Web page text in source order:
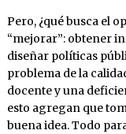
Pero, ¿qué busca el
“mejorar”: obtener
diseñar políticas
problema de la
docente y una
esto agregan que
buena idea. Todo